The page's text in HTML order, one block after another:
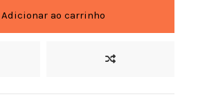
Adicionar ao carrinho